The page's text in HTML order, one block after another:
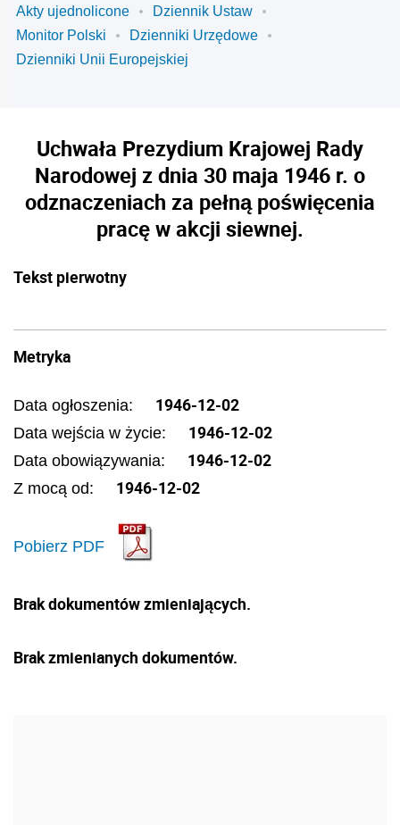
Akty ujednolicone
Dziennik Ustaw
Monitor Polski
Dzienniki Urzędowe
Dzienniki Unii Europejskiej
Uchwała Prezydium Krajowej Rady
Narodowej z dnia 30 maja 1946 r. o
odznaczeniach za pełną poświęcenia
pracę w akcji siewnej.
Tekst pierwotny
Metryka
Data ogłoszenia: 1946-12-02
Data wejścia w życie: 1946-12-02
Data obowiązywania: 1946-12-02
Z mocą od: 1946-12-02
Pobierz PDF
Brak dokumentów zmieniających.
Brak zmienianych dokumentów.